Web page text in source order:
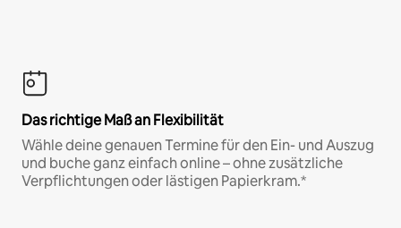
Das richtige Maß an Flexibilität
Wähle deine genauen Termine für den Ein- und Auszug
und buche ganz einfach online – ohne zusätzliche
Verpflichtungen oder lästigen Papierkram.*